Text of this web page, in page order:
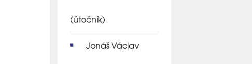
(útočník)
Jonáš Václav